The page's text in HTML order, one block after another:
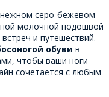
серо-бежевом
молочной подошвой
и путешествий.
обуви в
чтобы ваши ноги
сочетается с любым